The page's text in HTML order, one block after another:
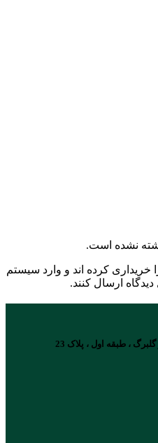
نشده است.
کرده اند و وارد سیستم
ارسال کنند.
، طبقه اول ، پلاک 23